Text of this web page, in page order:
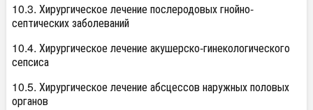
10.3. Хирургическое лечение послеродовых гнойно-
септических заболеваний
10.4. Хирургическое лечение акушерско-гинекологического
сепсиса
10.5. Хирургическое лечение абсцессов наружных половых
органов